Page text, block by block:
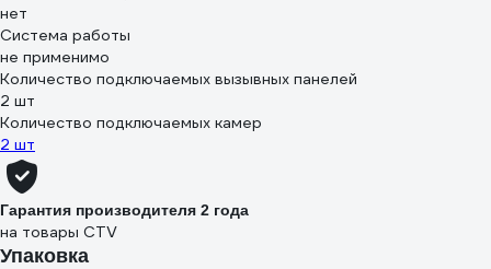
нет
Система работы
не применимо
Количество подключаемых вызывных панелей
2 шт
Количество подключаемых камер
2 шт
Гарантия производителя 2 года
на товары CTV
Упаковка